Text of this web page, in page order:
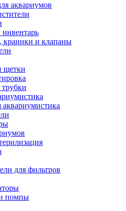
аквариумов
краники и клапаны
щетки
аквариумистика
для фильтров
помпы